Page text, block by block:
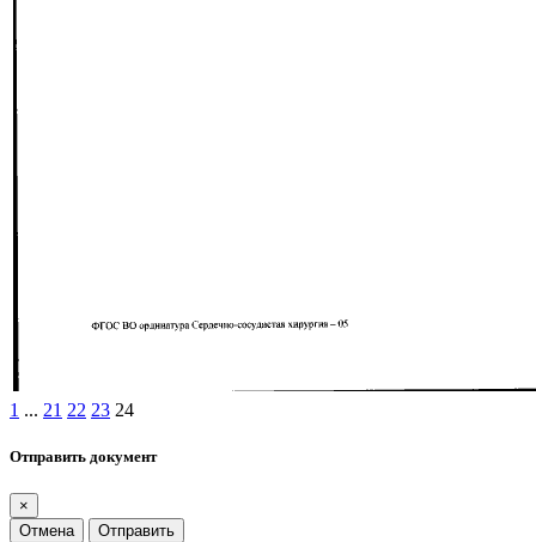
1 ... 21 22 23 24
Отправить документ
×
Отмена
Отправить